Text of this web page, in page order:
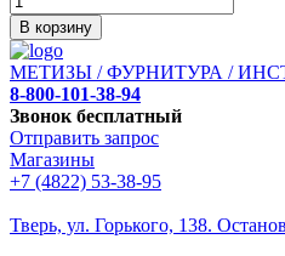
В корзину
МЕТИЗЫ / ФУРНИТУРА /
8-800-101-38-94
Звонок бесплатный
Отправить запрос
Магазины
+7 (4822) 53-38-95
Тверь, ул. Горького, 138.